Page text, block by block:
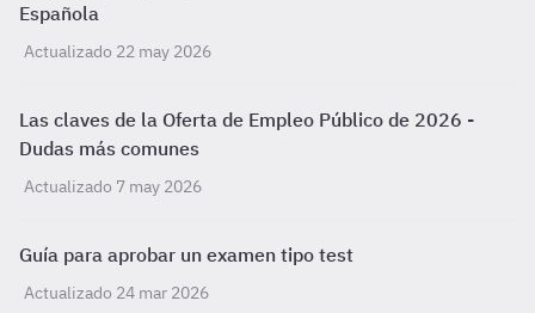
Española
Actualizado 22 may 2026
Las claves de la Oferta de Empleo Público de 2026 -
Dudas más comunes
Actualizado 7 may 2026
Guía para aprobar un examen tipo test
Actualizado 24 mar 2026